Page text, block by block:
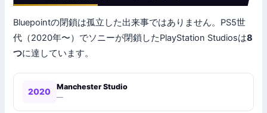
Bluepointの閉鎖は孤立した出来事ではありません。PS5世
代（2020年〜）でソニーが閉鎖したPlayStation Studiosは8
つに達しています。
2020 Manchester Studio
—